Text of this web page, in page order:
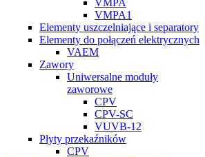
VMPA
VMPA1
Elementy uszczelniające i separatory
Elementy do połączeń elektrycznych
VAEM
Zawory
Uniwersalne moduły
zaworowe
CPV
CPV-SC
VUVB-12
Płyty przekaźników
CPV